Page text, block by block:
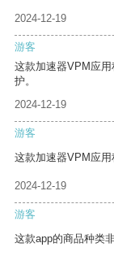
2024-12-19
游客
这款加速器VPM应
护。
2024-12-19
游客
这款加速器VPM应用
2024-12-19
游客
这款app的商品种类